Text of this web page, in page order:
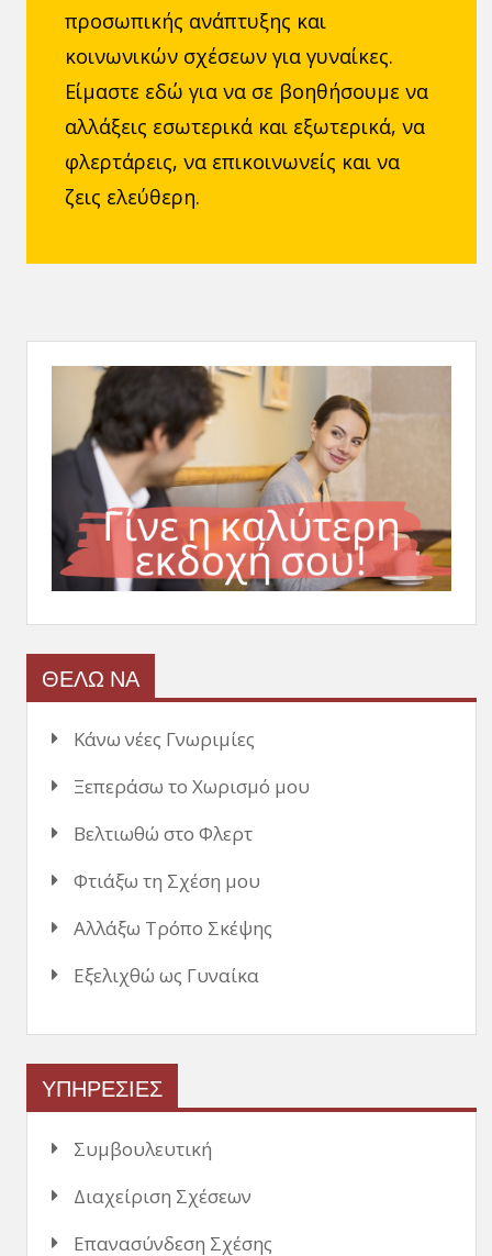
προσωπικής ανάπτυξης και
κοινωνικών σχέσεων για γυναίκες.
Είμαστε εδώ για να σε βοηθήσουμε να
αλλάξεις εσωτερικά και εξωτερικά, να
φλερτάρεις, να επικοινωνείς και να
ζεις ελεύθερη.
ΘΕΛΩ ΝΑ
Κάνω νέες Γνωριμίες
Ξεπεράσω το Χωρισμό μου
Βελτιωθώ στο Φλερτ
Φτιάξω τη Σχέση μου
Αλλάξω Τρόπο Σκέψης
Εξελιχθώ ως Γυναίκα
ΥΠΗΡΕΣΙΕΣ
Συμβουλευτική
Διαχείριση Σχέσεων
Επανασύνδεση Σχέσης